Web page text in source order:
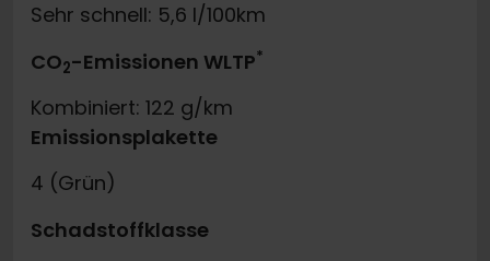
Sehr schnell: 5,6 l/100km
CO2-Emissionen WLTP*
Kombiniert: 122 g/km
Emissionsplakette
4 (Grün)
Schadstoffklasse